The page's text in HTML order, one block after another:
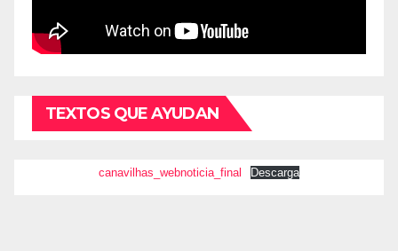
TEXTOS QUE AYUDAN
canavilhas_webnoticia_final Descarga